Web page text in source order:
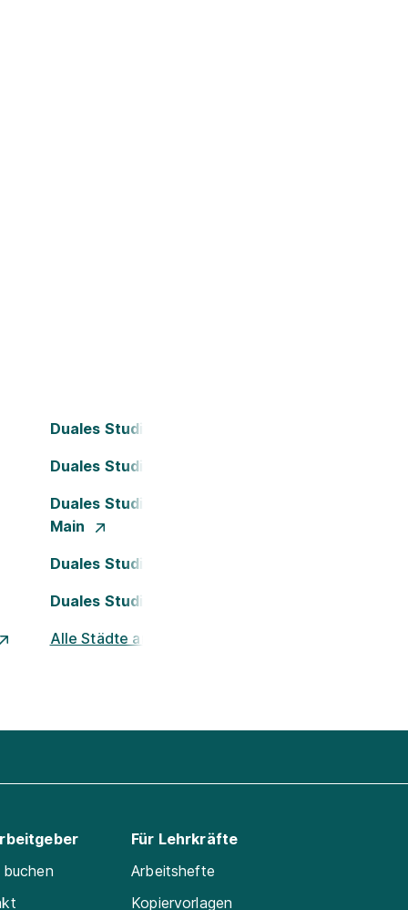
Duales Studium Bielefeld
Duales Studium Dortmund
Duales Studium Frankfurt am
Main
Duales Studium Köln
Duales Studium Nürnberg
Alle Städte ansehen
Für Lehrkräfte
Arbeitshefte
Kopiervorlagen